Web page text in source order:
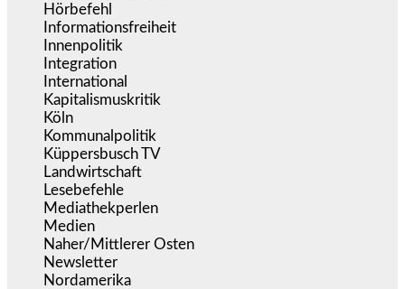
Hörbefehl
Informationsfreiheit
Innenpolitik
Integration
International
Kapitalismuskritik
Köln
Kommunalpolitik
Küppersbusch TV
Landwirtschaft
Lesebefehle
Mediathekperlen
Medien
Naher/Mittlerer Osten
Newsletter
Nordamerika